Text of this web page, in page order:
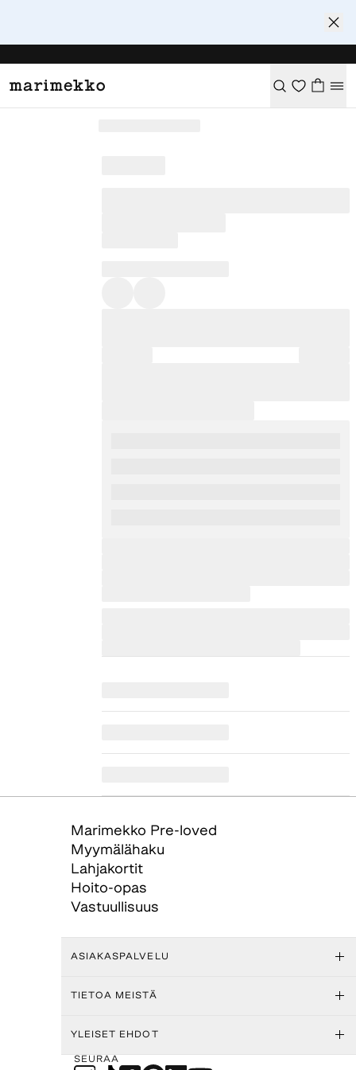
Marimekko Pre-loved
Myymälähaku
Lahjakortit
Hoito-opas
Vastuullisuus
ASIAKASPALVELU
TIETOA MEISTÄ
YLEISET EHDOT
SEURAA